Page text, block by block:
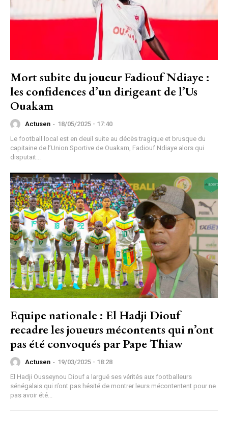
Mort subite du joueur Fadiouf Ndiaye :
les confidences d’un dirigeant de l’Us
Ouakam
Actusen - 18/05/2025 - 17:40
Le football local est en deuil suite au décès tragique et brusque du
capitaine de l’Union Sportive de Ouakam, Fadiouf Ndiaye alors qui
disputait...
Equipe nationale : El Hadji Diouf
recadre les joueurs mécontents qui n’ont
pas été convoqués par Pape Thiaw
Actusen - 19/03/2025 - 18:28
El Hadji Ousseynou Diouf a largué ses vérités aux footballeurs
sénégalais qui n’ont pas hésité de montrer leurs mécontentent pour ne
pas avoir été...